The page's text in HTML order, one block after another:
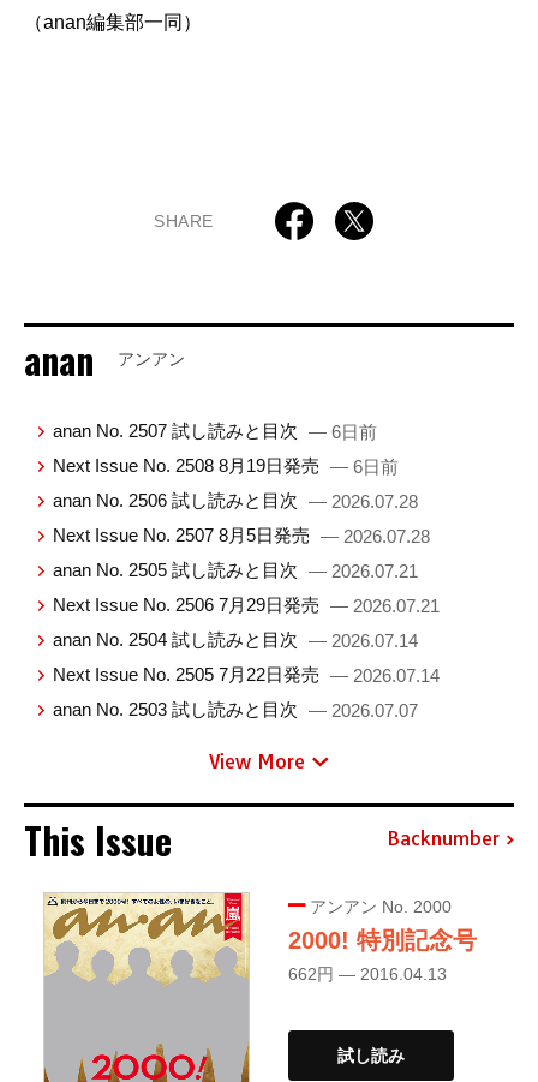
（anan編集部一同）
SHARE
anan アンアン
anan No. 2507 試し読みと目次 — 6日前
Next Issue No. 2508 8月19日発売 — 6日前
anan No. 2506 試し読みと目次 — 2026.07.28
Next Issue No. 2507 8月5日発売 — 2026.07.28
anan No. 2505 試し読みと目次 — 2026.07.21
Next Issue No. 2506 7月29日発売 — 2026.07.21
anan No. 2504 試し読みと目次 — 2026.07.14
Next Issue No. 2505 7月22日発売 — 2026.07.14
anan No. 2503 試し読みと目次 — 2026.07.07
View More
This Issue Backnumber
アンアン No. 2000
2000! 特別記念号
662円 — 2016.04.13
試し読み